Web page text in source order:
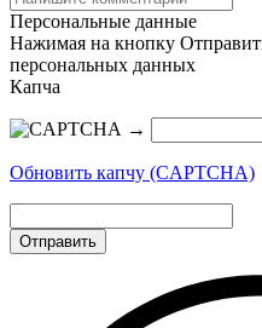
Персональные данные
Нажимая на кнопку
персональных данных
Капча
→
Обновить капчу (CAPTCHA)
Отправить